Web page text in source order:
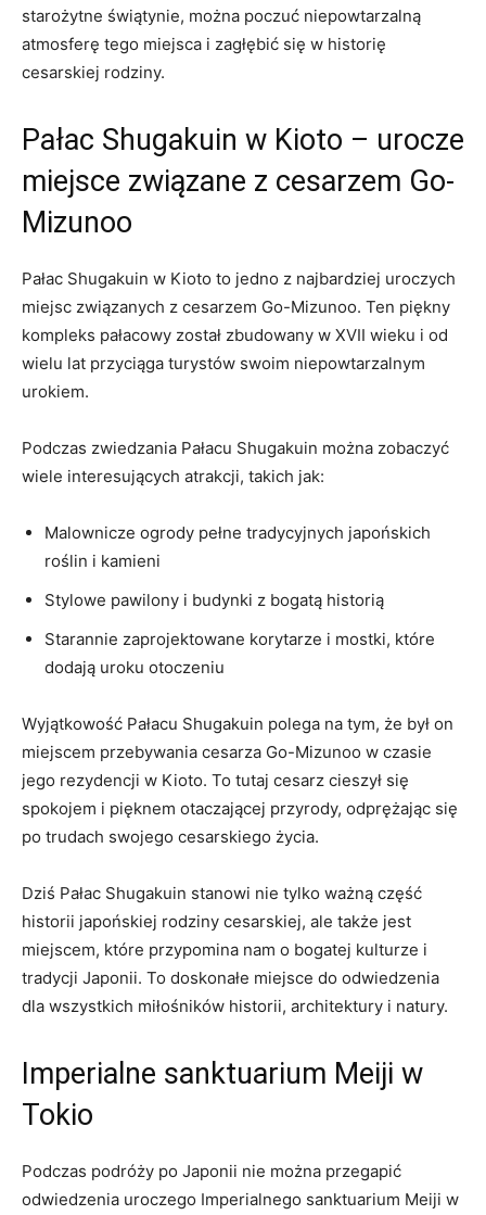
starożytne ⁣świątynie, można poczuć niepowtarzalną⁤
atmosferę tego miejsca i zagłębić się w historię
cesarskiej rodziny.
Pałac Shugakuin w Kioto – urocze
miejsce związane z⁣ cesarzem‌ Go-
Mizunoo
Pałac Shugakuin w ⁤Kioto to jedno z najbardziej uroczych
miejsc związanych z cesarzem Go-Mizunoo. Ten piękny
⁢kompleks pałacowy⁢ został zbudowany w XVII wieku i od
wielu lat przyciąga turystów swoim niepowtarzalnym⁢
urokiem.
Podczas zwiedzania Pałacu Shugakuin⁣ można zobaczyć
wiele interesujących atrakcji, takich jak:
Malownicze ogrody pełne ⁤tradycyjnych japońskich
roślin i kamieni
Stylowe pawilony i budynki z bogatą historią
Starannie zaprojektowane​ korytarze i mostki, które
dodają uroku otoczeniu
Wyjątkowość Pałacu Shugakuin polega na tym, że był⁤ on
miejscem przebywania cesarza Go-Mizunoo w czasie
jego rezydencji w Kioto. To tutaj cesarz cieszył się
spokojem i ⁣pięknem otaczającej przyrody, odprężając się
po trudach swojego cesarskiego życia.
Dziś Pałac Shugakuin stanowi nie tylko ważną część ​
historii japońskiej rodziny cesarskiej, ale także jest
⁢miejscem, które ⁤przypomina nam o bogatej kulturze i
tradycji Japonii. To doskonałe miejsce‌ do odwiedzenia
dla⁣ wszystkich miłośników historii, architektury i natury.
Imperialne sanktuarium Meiji ‍w
Tokio
Podczas podróży po Japonii nie można ⁢przegapić
odwiedzenia ⁣uroczego Imperialnego sanktuarium⁣ Meiji w